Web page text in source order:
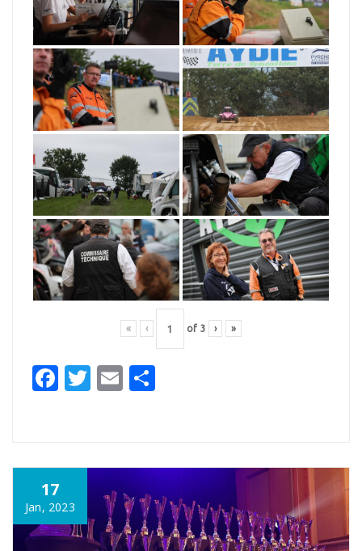
« ‹ of 3 › »
Facebook
Twitter
Email
17
Jan, 2023